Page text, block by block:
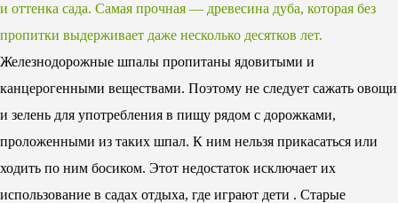
и оттенка сада. Самая прочная — древесина дуба, которая без
пропитки выдерживает даже несколько десятков лет.
Железнодорожные шпалы пропитаны ядовитыми и
канцерогенными веществами. Поэтому не следует сажать овощи
и зелень для употребления в пищу рядом с дорожками,
проложенными из таких шпал. К ним нельзя прикасаться или
ходить по ним босиком. Этот недостаток исключает их
использование в садах отдыха, где играют дети . Старые